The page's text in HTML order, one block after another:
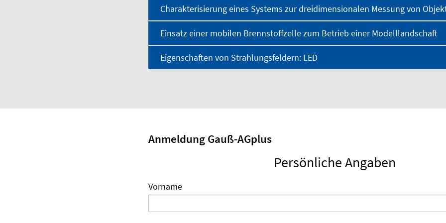
Charakterisierung eines Systems zur dreidimensionalen Messung von
Einsatz einer mobilen Brennstoffzelle zum Betrieb einer Modelllandschaft
Eigenschaften von Strahlungsfeldern: LED
Anmeldung Gauß-AGplus
Persönliche Angaben
Vorname